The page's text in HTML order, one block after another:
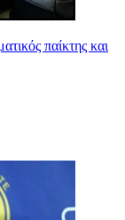
παίκτης και